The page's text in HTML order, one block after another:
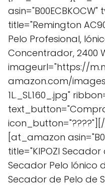
asin="B00ECBKOCW"
title="Remington
Pelo Profesional,
Concentrador, 2400
imageurl="https://
amazon.com/
1L._SL160_.jpg"
[at_amazon
title="KIPOZI
Secador Pelo Iónico
Secador de Pelo de